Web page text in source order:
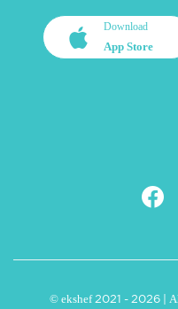
Download
App Store
© ekshef 2021 - 2026 |